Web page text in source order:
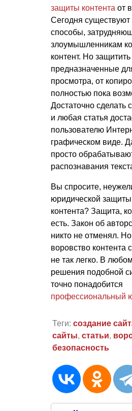
защиты контента от
Сегодня существуют
способы,
злоумышленникам
контент. Но защитить
предназначенные
просмотра, от
полностью пока
Достаточно сделать
и любая статья
пользователю
графическом виде.
просто
распознавания
Вы спросите,
юридической защиты
контента? Защита,
есть. Закон об
никто не отменял. Но
воровство контента
не так легко. В
решения подобной
точно понадобится
профессиональный
Теги: создание
сайты, статьи,
безопасность